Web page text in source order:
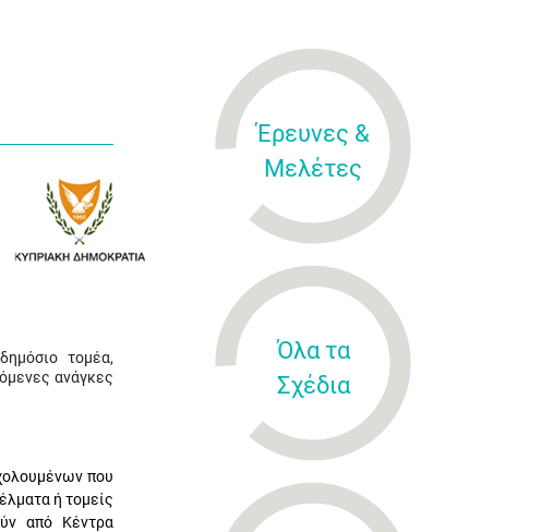
τομέα,
ανάγκες
που
ή τομείς
από Κέντρα
Έρευνες &
Μελέτες
Όλα τα
Σχέδια